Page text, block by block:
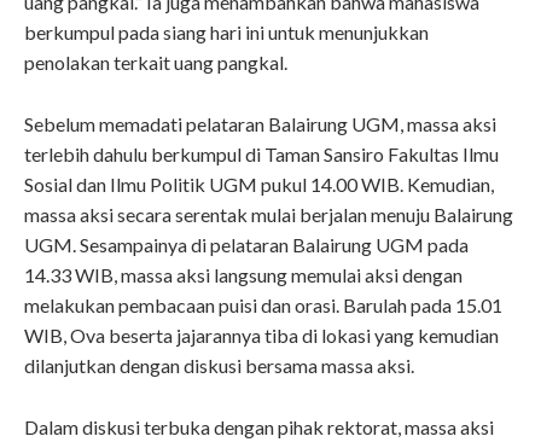
berkumpul pada siang hari ini untuk menunjukkan
penolakan terkait uang pangkal.
Sebelum memadati pelataran Balairung UGM, massa aksi
terlebih dahulu berkumpul di Taman Sansiro Fakultas Ilmu
Sosial dan Ilmu Politik UGM pukul 14.00 WIB. Kemudian,
massa aksi secara serentak mulai berjalan menuju Balairung
UGM. Sesampainya di pelataran Balairung UGM pada
14.33 WIB, massa aksi langsung memulai aksi dengan
melakukan pembacaan puisi dan orasi. Barulah pada 15.01
WIB, Ova beserta jajarannya tiba di lokasi yang kemudian
dilanjutkan dengan diskusi bersama massa aksi.
Dalam diskusi terbuka dengan pihak rektorat, massa aksi